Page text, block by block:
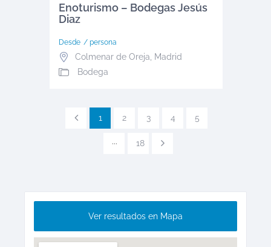
Enoturismo – Bodegas Jesús
Diaz
Desde / persona
Colmenar de Oreja
Madrid
Bodega
1 2 3 4 5
··· 18
Ver resultados en Mapa